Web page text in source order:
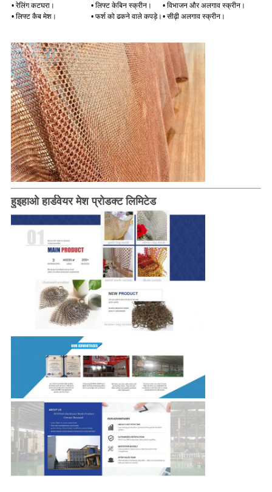
• रेलिंग कटघरा।
• लिफ्ट कैब मेश।
• लिफ्ट केबिन स्क्रीन।
• फर्श को ढकने वाले कपड़े।
• विभाजन और अलगाव स्क्रीन।
• सीढ़ी अलगाव स्क्रीन।
हुइहाओ हार्डवेयर मेश प्रोडक्ट लिमिटेड